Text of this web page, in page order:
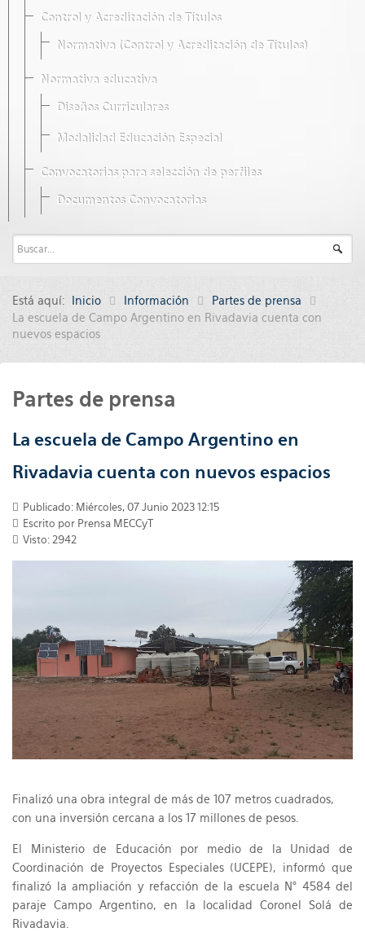
Control y Acreditación de Títulos
Normativa (Control y Acreditación de Títulos)
Normativa educativa
Diseños Curriculares
Modalidad Educación Especial
Convocatorias para selección de perfiles
Documentos Convocatorias
Está aquí: Inicio Información
Partes de prensa
La escuela de Campo Argentino en Rivadavia cuenta con
nuevos espacios
Partes de prensa
La escuela de Campo Argentino en
Rivadavia cuenta con nuevos espacios
Publicado: Miércoles, 07 Junio 2023 12:15
Escrito por Prensa MECCyT
Visto: 2942
Finalizó una obra integral de más de 107 metros cuadrados,
con una inversión cercana a los 17 millones de pesos.
El Ministerio de Educación por medio de la Unidad de
Coordinación de Proyectos Especiales (UCEPE), informó que
finalizó la ampliación y refacción de la escuela N° 4584 del
paraje Campo Argentino, en la localidad Coronel Solá de
Rivadavia.